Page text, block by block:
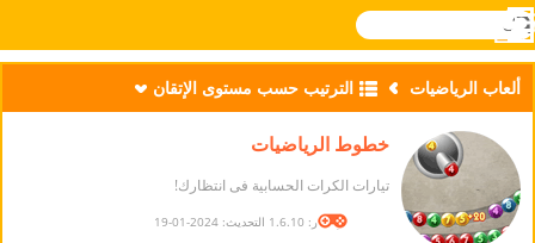
Novel
Games
بحث
تسجيل
الدخول
القائمة
ألعاب الرياضيات الترتيب حسب مستوى الإتقان
خطوط الرياضيات
تيارات الكرات الحسابية فى انتظارك!
الإصدار: 1.6.10 التحديث: 2024-01-19